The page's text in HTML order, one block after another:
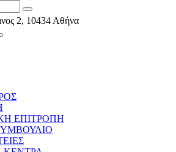
2, 10434 Αθήνα
ΕΠΙΤΡΟΠΗ